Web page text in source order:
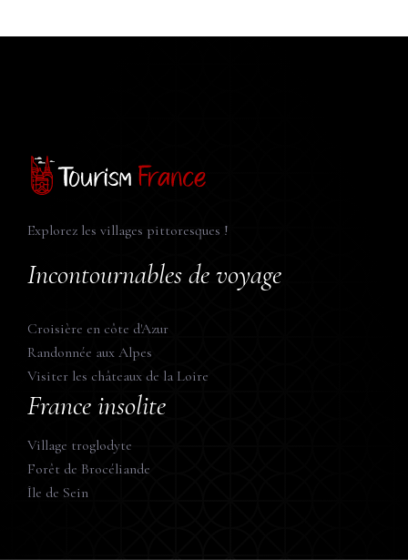
Explorez les villages pittoresques !
Incontournables de voyage
Croisière en côte d'Azur
Randonnée aux Alpes
Visiter les châteaux de la Loire
France insolite
Village troglodyte
Forêt de Brocéliande
Île de Sein